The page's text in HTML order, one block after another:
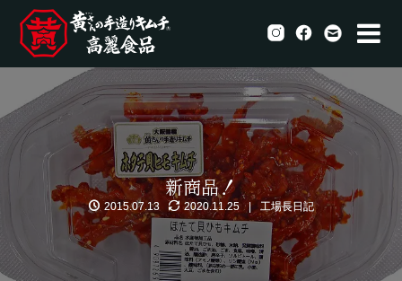
新商品！
2015.07.13 2020.11.25 工場長日記